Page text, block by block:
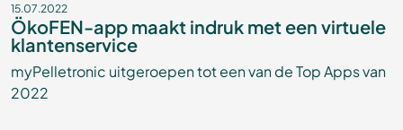
15.07.2022
ÖkoFEN-app maakt indruk met een virtuele
klantenservice
myPelletronic uitgeroepen tot een van de Top Apps van
2022